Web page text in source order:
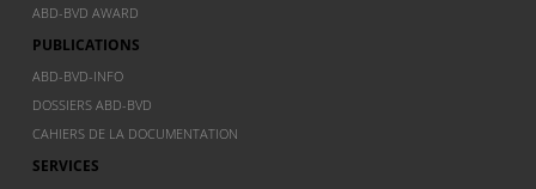
ABD-BVD AWARD
PUBLICATIONS
ABD-BVD-INFO
DOSSIERS ABD-BVD
CAHIERS DE LA DOCUMENTATION
SERVICES